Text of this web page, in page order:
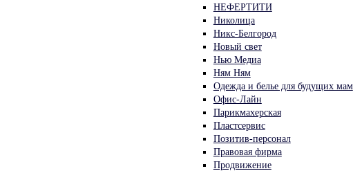
НЕФЕРТИТИ
Николица
Никс-Белгород
Новый свет
Нью Медиа
Ням Ням
Одежда и белье для будущих мам
Офис-Лайн
Парикмахерская
Пластсервис
Позитив-персонал
Правовая фирма
Продвижение